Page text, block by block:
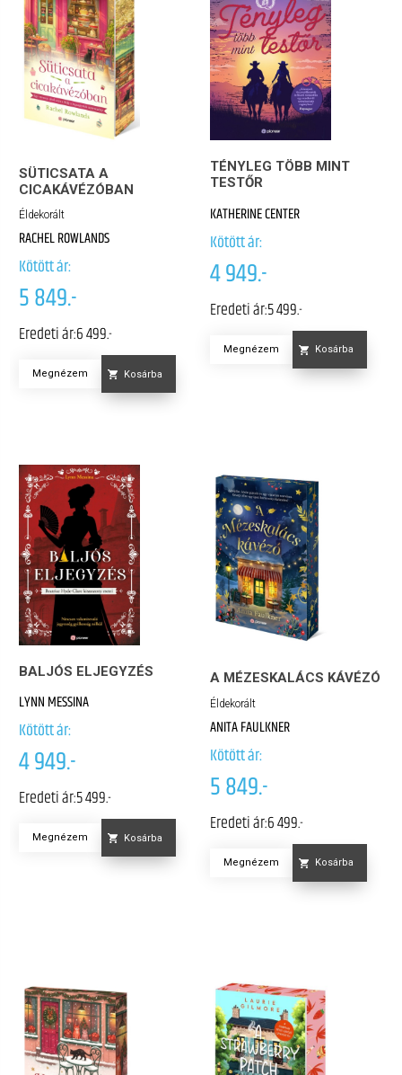
SÜTICSATA A
CICAKÁVÉZÓBAN
Éldekorált
RACHEL ROWLANDS
Kötött ár:
5 849.-
Eredeti ár:6 499.-
Megnézem Kosárba
TÉNYLEG TÖBB MINT
TESTŐR
KATHERINE CENTER
Kötött ár:
4 949.-
Eredeti ár:5 499.-
Megnézem Kosárba
BALJÓS ELJEGYZÉS
LYNN MESSINA
Kötött ár:
4 949.-
Eredeti ár:5 499.-
Megnézem Kosárba
A MÉZESKALÁCS KÁVÉZÓ
Éldekorált
ANITA FAULKNER
Kötött ár:
5 849.-
Eredeti ár:6 499.-
Megnézem Kosárba